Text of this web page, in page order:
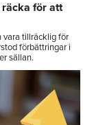
räcka för att
vara tillräcklig för
förbättringar i
sällan.